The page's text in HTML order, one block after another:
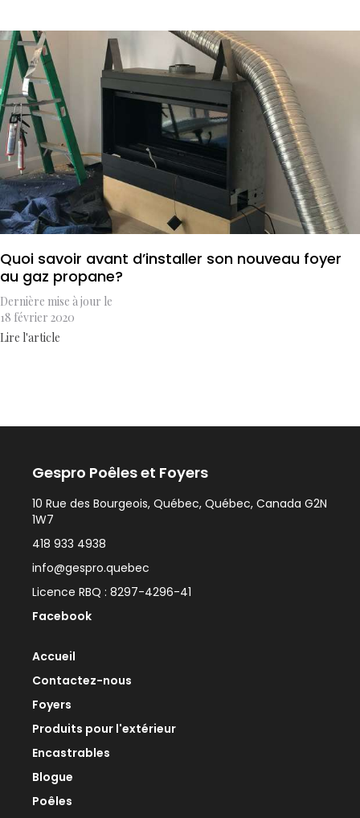
Quoi savoir avant d’installer son nouveau foyer
au gaz propane?
Dernière mise à jour le
18 février 2020
Lire l'article
Gespro Poêles et Foyers
10 Rue des Bourgeois, Québec, Québec, Canada G2N
1W7
418 933 4938
info@gespro.quebec
Licence RBQ : 8297-4296-41
Facebook
Accueil
Contactez-nous
Foyers
Produits pour l'extérieur
Encastrables
Blogue
Poêles